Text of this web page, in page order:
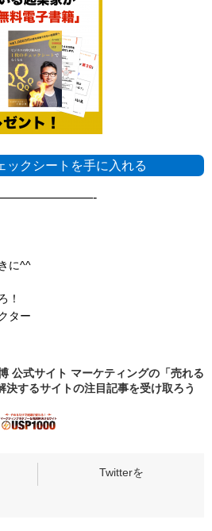
ックシートを手に入れる
に^^
！
ター
公式サイト マーケティングの「売れる
決するサイトの注目記事を受け取ろう